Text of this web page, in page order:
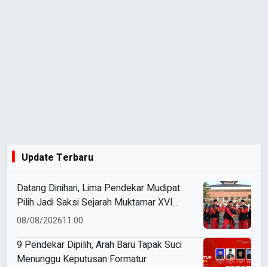
Update Terbaru
Datang Dinihari, Lima Pendekar Mudipat
Pilih Jadi Saksi Sejarah Muktamar XVI
Tapak Suci
08/08/202611:00
9 Pendekar Dipilih, Arah Baru Tapak Suci
Menunggu Keputusan Formatur